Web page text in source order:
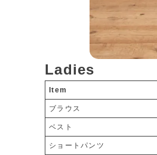
Ladies
Item
ブラウス
ベスト
ショートパンツ